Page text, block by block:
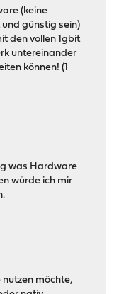
(keine
günstig sein)
den vollen 1gbit
untereinander
können! (1
was Hardware
würde ich mir
möchte,